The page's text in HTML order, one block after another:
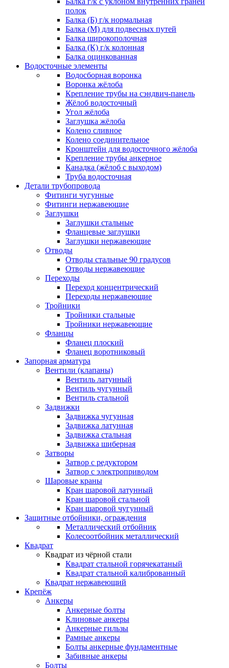
полок
Балка (Б) г/к нормальная
Балка (М) для подвесных путей
Балка широкополочная
Балка (К) г/к колонная
Балка оцинкованная
Водосточные элементы
Водосборная воронка
Воронка жёлоба
Крепление трубы на сэндвич-панель
Жёлоб водосточный
Угол жёлоба
Заглушка жёлоба
Колено сливное
Колено соединительное
Кронштейн для водосточного жёлоба
Крепление трубы анкерное
Канадка (жёлоб с выходом)
Труба водосточная
Детали трубопровода
Фитинги чугунные
Фитинги нержавеющие
Заглушки
Заглушки стальные
Фланцевые заглушки
Заглушки нержавеющие
Отводы
Отводы стальные 90 градусов
Отводы нержавеющие
Переходы
Переход концентрический
Переходы нержавеющие
Тройники
Тройники стальные
Тройники нержавеющие
Фланцы
Фланец плоский
Фланец воротниковый
Запорная арматура
Вентили (клапаны)
Вентиль латунный
Вентиль чугунный
Вентиль стальной
Задвижки
Задвижка чугунная
Задвижка латунная
Задвижка стальная
Задвижка шиберная
Затворы
Затвор с редуктором
Затвор с электроприводом
Шаровые краны
Кран шаровой латунный
Кран шаровой стальной
Кран шаровой чугунный
Защитные отбойники, ограждения
Металлический отбойник
Колесоотбойник металлический
Квадрат
Квадрат из чёрной стали
Квадрат стальной горячекатаный
Квадрат стальной калиброванный
Квадрат нержавеющий
Крепёж
Анкеры
Анкерные болты
Клиновые анкеры
Анкерные гильзы
Рамные анкеры
Болты анкерные фундаментные
Забивные анкеры
Болты